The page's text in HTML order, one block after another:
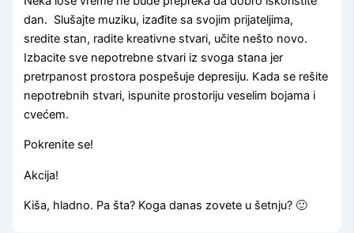
dan. Slušajte muziku, izađite sa svojim prijateljima,
sredite stan, radite kreativne stvari, učite nešto novo.
Izbacite sve nepotrebne stvari iz svoga stana jer
pretrpanost prostora pospešuje depresiju. Kada se rešite
nepotrebnih stvari, ispunite prostoriju veselim bojama i
cvećem.
Pokrenite se!
Akcija!
Kiša, hladno. Pa šta? Koga danas zovete u šetnju? 🙂